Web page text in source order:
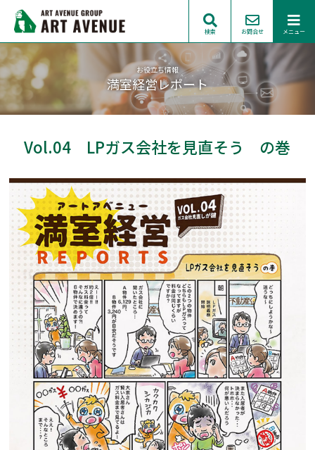
検索 お問合せ メニュー
お役立ち情報
満室経営レポート
Vol.04 LPガス会社を見直そう の巻